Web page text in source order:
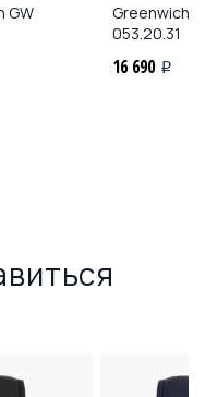
GW
Greenwich
053.20.31
16 690 i